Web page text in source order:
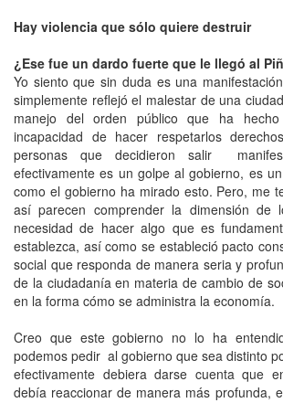
Hay violencia que sólo quiere destruir
¿Ese fue un dardo fuerte que le llegó al
Yo siento que sin duda es una
simplemente reflejó el malestar de una
manejo del orden público que ha
incapacidad de hacer respetarlos
personas que decidieron salir
efectivamente es un golpe al gobierno, es
como el gobierno ha mirado esto. Pero, me
así parecen comprender la dimensión
necesidad de hacer algo que es
establezca, así como se estableció pacto
social que responda de manera seria y
de la ciudadanía en materia de cambio de
en la forma cómo se administra la economía.
Creo que este gobierno no lo ha
podemos pedir al gobierno que sea distinto
efectivamente debiera darse cuenta que
debía reaccionar de manera más profunda,